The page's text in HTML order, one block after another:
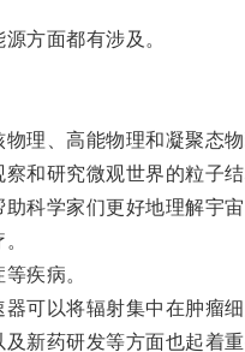
方面都有涉及。
、高能物理和凝聚态物
研究微观世界的粒子结
学家们更好地理解宇宙
疾病。
以将辐射集中在肿瘤细
药研发等方面也起着重